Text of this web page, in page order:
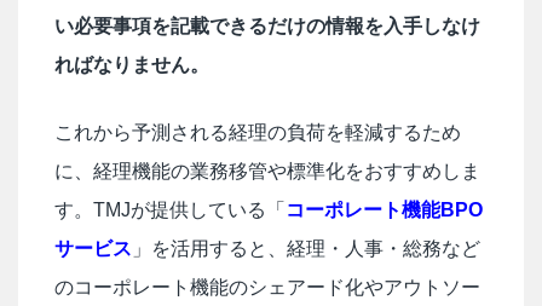
い必要事項を記載できるだけの情報を入手しなけ
ればなりません。
これから予測される経理の負荷を軽減するため
に、経理機能の業務移管や標準化をおすすめしま
す。TMJが提供している「 コーポレート機能BPO
サービス 」を活用すると、経理・人事・総務など
のコーポレート機能のシェアード化やアウトソー